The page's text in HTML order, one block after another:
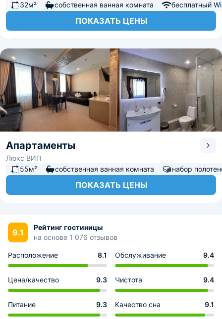
32м² собственная ванная комната бесплатный
ПОКАЗАТЬ ЦЕНЫ
Апартаменты
Люкс ВИП
55м²
собственная ванная комната набор
ПОКАЗАТЬ ЦЕНЫ
9.1
Рейтинг гостиницы
на основе 1 076 отзывов
Расположение 8.1 Обслуживание 9.4
Цена/качество 9.3 Чистота 9.4
Питание 9.3 Качество сна 9.1